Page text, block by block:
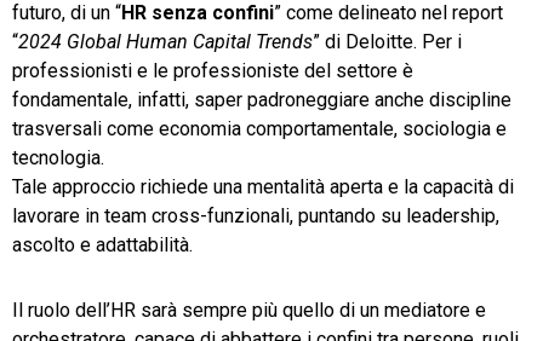
futuro, di un “HR senza confini” come delineato nel report
“2024 Global Human Capital Trends” di Deloitte. Per i
professionisti e le professioniste del settore è
fondamentale, infatti, saper padroneggiare anche discipline
trasversali come economia comportamentale, sociologia e
tecnologia.
Tale approccio richiede una mentalità aperta e la capacità di
lavorare in team cross-funzionali, puntando su leadership,
ascolto e adattabilità.
Il ruolo dell’HR sarà sempre più quello di un mediatore e